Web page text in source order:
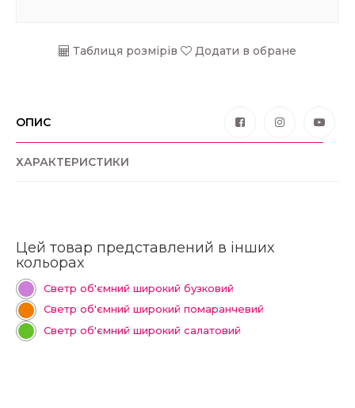
Таблиця розмірів Додати в обране
ОПИС
ХАРАКТЕРИСТИКИ
Цей товар представлений в інших
кольорах
Светр об'ємний широкий бузковий
Светр об'ємний широкий помаранчевий
Светр об'ємний широкий салатовий